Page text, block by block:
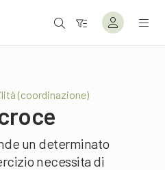
(coordinazione)
un determinato
necessita di